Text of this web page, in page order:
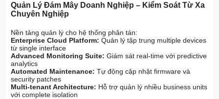
Quản Lý Đám Mây Doanh Nghiệp – Kiểm Soát Từ Xa
Chuyên Nghiệp
Nền tảng quản lý cho hệ thống phân tán:
Enterprise Cloud Platform: Quản lý tập trung multiple devices
từ single interface
Advanced Monitoring Suite: Giám sát real-time với predictive
analytics
Automated Maintenance: Tự động cập nhật firmware và
security patches
Multi-tenant Architecture: Hỗ trợ quản lý nhiều business units
với complete isolation